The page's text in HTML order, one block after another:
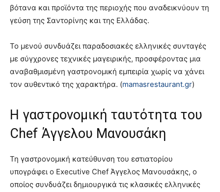
βότανα και προϊόντα της περιοχής που αναδεικνύουν τη
γεύση της Σαντορίνης και της Ελλάδας.
Το μενού συνδυάζει παραδοσιακές ελληνικές συνταγές
με σύγχρονες τεχνικές μαγειρικής, προσφέροντας μια
αναβαθμισμένη γαστρονομική εμπειρία χωρίς να χάνει
τον αυθεντικό της χαρακτήρα. (mamasrestaurant.gr)
Η γαστρονομική ταυτότητα του
Chef Άγγελου Μανουσάκη
Τη γαστρονομική κατεύθυνση του εστιατορίου
υπογράφει ο Executive Chef Άγγελος Μανουσάκης, ο
οποίος συνδυάζει δημιουργικά τις κλασικές ελληνικές